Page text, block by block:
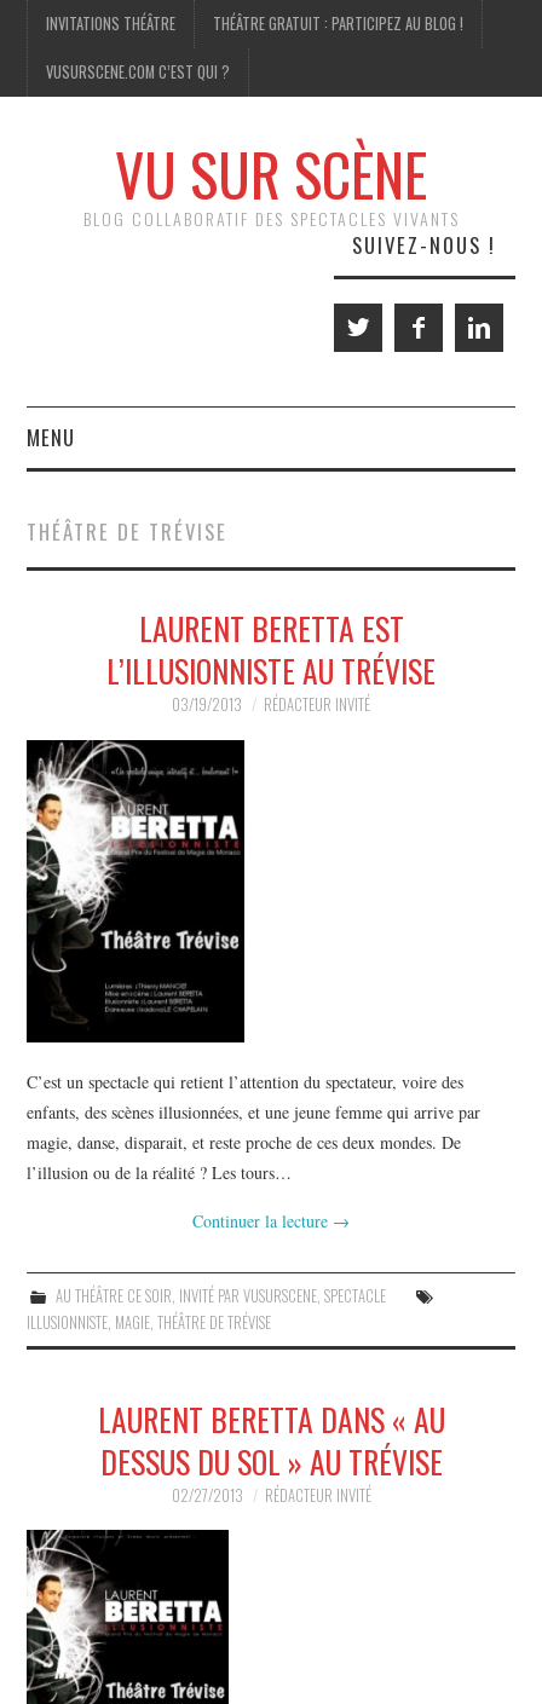
INVITATIONS THÉÂTRE THÉÂTRE GRATUIT : PARTICIPEZ AU BLOG !
VUSURSCENE.COM C’EST QUI ?
VU SUR SCÈNE
BLOG COLLABORATIF DES SPECTACLES VIVANTS
SUIVEZ-NOUS !
MENU
MUSIQUE
SPECTACLE
HORS SCÈNE
PROPOSER UN SPECTACLE
THÉÂTRE DE TRÉVISE
LAURENT BERETTA EST
L’ILLUSIONNISTE AU TRÉVISE
03/19/2013 RÉDACTEUR INVITÉ
C’est un spectacle qui retient l’attention du spectateur, voire des
enfants, des scènes illusionnées, et une jeune femme qui arrive par
magie, danse, disparait, et reste proche de ces deux mondes. De
l’illusion ou de la réalité ? Les tours…
Continuer la lecture →
AU THÉÂTRE CE SOIR INVITÉ PAR VUSURSCENE, SPECTACLE
ILLUSIONNISTE MAGIE ,THÉÂTRE DE TRÉVISE
LAURENT BERETTA DANS « AU
DESSUS DU SOL » AU TRÉVISE
02/27/2013 RÉDACTEUR INVITÉ